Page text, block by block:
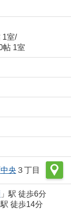
1室/
帖 1室
中央 ３丁目
」駅 徒歩6分
駅 徒歩14分